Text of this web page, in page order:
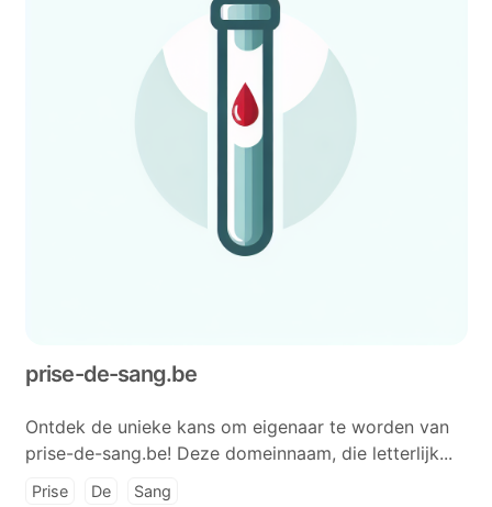
prise-de-sang.be
Ontdek de unieke kans om eigenaar te worden van
prise-de-sang.be! Deze domeinnaam, die letterlijk...
Prise De Sang